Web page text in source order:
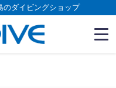
のダイビングショップ